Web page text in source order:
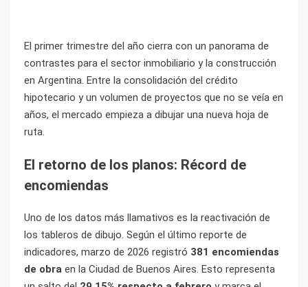
El primer trimestre del año cierra con un panorama de
contrastes para el sector inmobiliario y la construcción
en Argentina. Entre la consolidación del crédito
hipotecario y un volumen de proyectos que no se veía en
años, el mercado empieza a dibujar una nueva hoja de
ruta.
El retorno de los planos: Récord de
encomiendas
Uno de los datos más llamativos es la reactivación de
los tableros de dibujo. Según el último reporte de
indicadores, marzo de 2026 registró 381 encomiendas
de obra en la Ciudad de Buenos Aires. Esto representa